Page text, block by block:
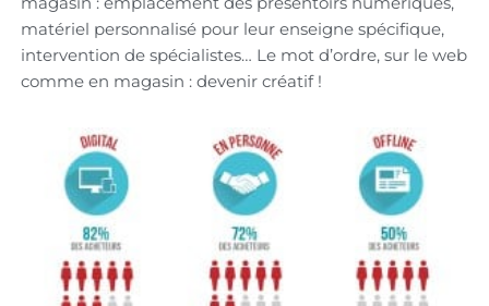
matériel personnalisé pour leur enseigne spécifique,
intervention de spécialistes… Le mot d’ordre, sur le web
comme en magasin : devenir créatif !